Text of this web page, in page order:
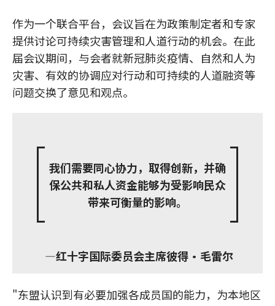
作为一个联合平台，会议旨在为政策制定者和专家
提供讨论可持续灾害管理和人道行动的机会。在此
届会议期间，与会者就新冠肺炎疫情、自然和人为
灾害、有效的协调应对行动和可持续的人道融资等
问题交换了意见和观点。
我们需要同心协力，取得创新，并确
保公共和私人资金能够为受影响民众
带来可衡量的影响。
—红十字国际委员会主席彼得·毛雷尔
"东盟认识到有必要加强各成员国的能力，为本地区